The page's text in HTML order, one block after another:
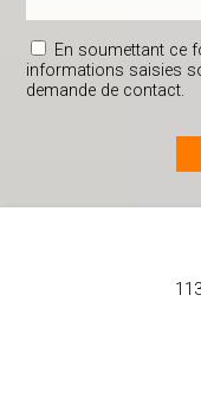
En soumettant ce
informations saisies
demande de contact.